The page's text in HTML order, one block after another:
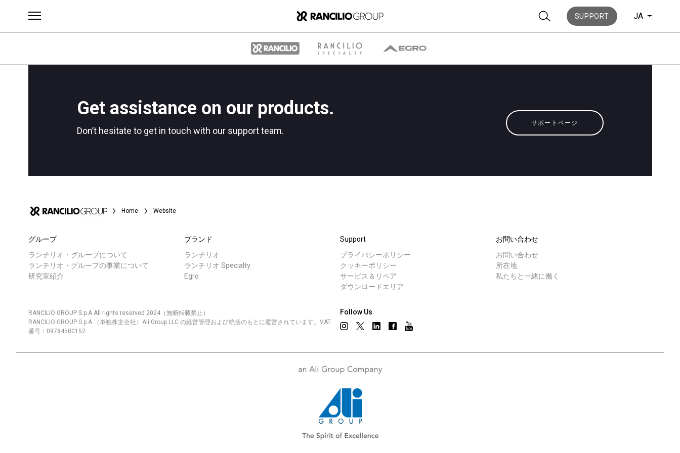
SUPPORT JA
Get assistance on our products.
Don’t hesitate to get in touch with our support team.
サポートページ
Home Website
グループ
ランチリオ・グループについて
ランチリオ・グループの事業について
研究室紹介
ブランド
ランチリオ
ランチリオ Specialty
Egro
Support
プライバシーポリシー
クッキーポリシー
サービス＆リペア
ダウンロードエリア
お問い合わせ
お問い合わせ
所在地
私たちと一緒に働く
Follow Us
RANCILIO GROUP S.p.A.All rights reserved 2024（無断転載禁止）
RANCILIO GROUP S.p.A.（単独株主会社）Ali Group LLC の経営管理および統括のもとに運営されています。VAT
番号：09784580152
ニュース
ブランド グループ
ランチリオ・グループに
事業について
私たちと一緒に働く
ニュース
歴史
研究室紹介
サスティナビ